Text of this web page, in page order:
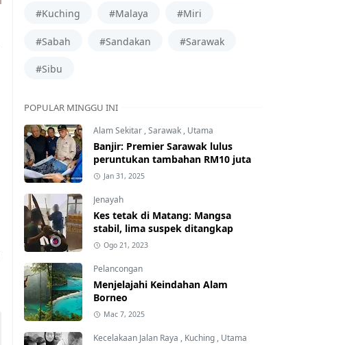
#Kuching #Malaya #Miri
#Sabah #Sandakan #Sarawak
#Sibu
POPULAR MINGGU INI
Alam Sekitar ,Sarawak , Utama
Banjir: Premier Sarawak lulus
peruntukan tambahan RM10 juta
Jan 31, 2025
Jenayah
Kes tetak di Matang: Mangsa
stabil, lima suspek ditangkap
Ogo 21, 2023
Pelancongan
Menjelajahi Keindahan Alam
Borneo
Mac 7, 2025
Kecelakaan Jalan Raya , Kuching , Utama